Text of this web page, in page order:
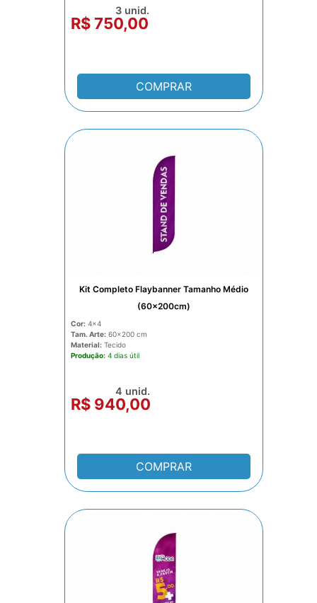
R$ 750,00
3 unid.
COMPRAR
Kit Completo Flaybanner Tamanho Médio
(60x200cm)
Cor: 4x4
Tam. Arte: 60x200
Material: Tecido
Produção: 4 dias
R$ 940,00
4 unid.
COMPRAR